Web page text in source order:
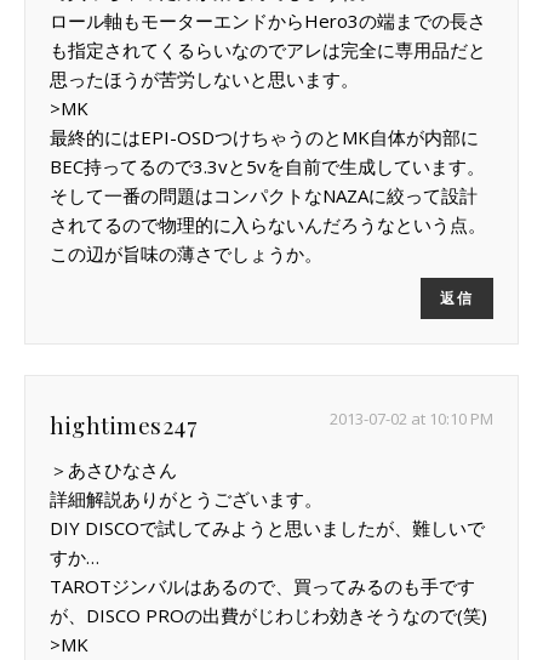
ロール軸もモーターエンドからHero3の端までの長さ
も指定されてくるらいなのでアレは完全に専用品だと
思ったほうが苦労しないと思います。
>MK
最終的にはEPI-OSDつけちゃうのとMK自体が内部に
BEC持ってるので3.3vと5vを自前で生成しています。
そして一番の問題はコンパクトなNAZAに絞って設計
されてるので物理的に入らないんだろうなという点。
この辺が旨味の薄さでしょうか。
返信
hightimes247 2013-07-02 at 10:10 PM
＞あさひなさん
詳細解説ありがとうございます。
DIY DISCOで試してみようと思いましたが、難しいで
すか…
TAROTジンバルはあるので、買ってみるのも手です
が、DISCO PROの出費がじわじわ効きそうなので(笑)
>MK